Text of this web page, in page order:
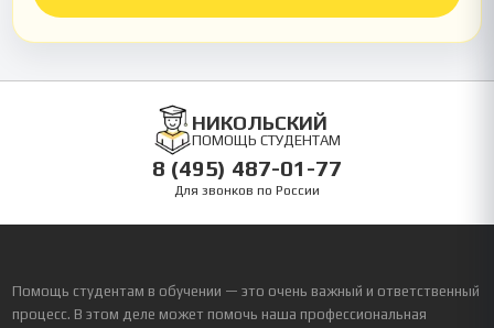
НИКОЛЬСКИЙ
ПОМОЩЬ СТУДЕНТАМ
8 (495) 487-01-77
Для звонков по России
Помощь студентам в обучении — это очень важный и ответственный
процесс. В этом деле может помочь наша профессиональная